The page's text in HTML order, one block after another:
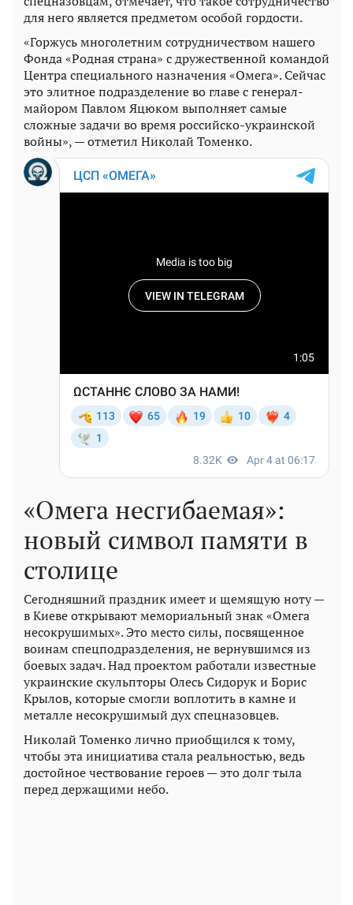
для него является предметом особой гордости.
«Горжусь многолетним сотрудничеством нашего
Фонда «Родная страна» с дружественной командой
Центра специального назначения «Омега». Сейчас
это элитное подразделение во главе с генерал-
майором Павлом Яцюком выполняет самые
сложные задачи во время российско-украинской
войны», — отметил Николай Томенко.
«Омега несгибаемая»:
новый символ памяти в
столице
Сегодняшний праздник имеет и щемящую ноту —
в Киеве открывают мемориальный знак «Омега
несокрушимых». Это место силы, посвященное
воинам спецподразделения, не вернувшимся из
боевых задач. Над проектом работали известные
украинские скульпторы Олесь Сидорук и Борис
Крылов, которые смогли воплотить в камне и
металле несокрушимый дух спецназовцев.
Николай Томенко лично приобщился к тому,
чтобы эта инициатива стала реальностью, ведь
достойное чествование героев — это долг тыла
перед держащими небо.